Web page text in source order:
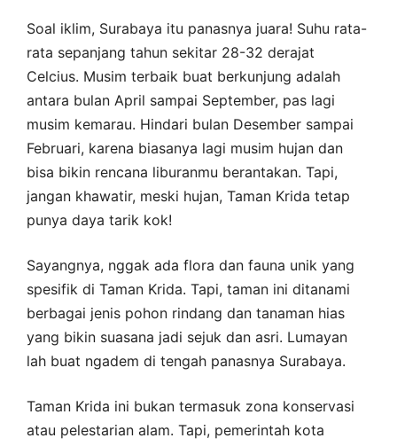
Soal iklim, Surabaya itu panasnya juara! Suhu rata-
rata sepanjang tahun sekitar 28-32 derajat
Celcius. Musim terbaik buat berkunjung adalah
antara bulan April sampai September, pas lagi
musim kemarau. Hindari bulan Desember sampai
Februari, karena biasanya lagi musim hujan dan
bisa bikin rencana liburanmu berantakan. Tapi,
jangan khawatir, meski hujan, Taman Krida tetap
punya daya tarik kok!
Sayangnya, nggak ada flora dan fauna unik yang
spesifik di Taman Krida. Tapi, taman ini ditanami
berbagai jenis pohon rindang dan tanaman hias
yang bikin suasana jadi sejuk dan asri. Lumayan
lah buat ngadem di tengah panasnya Surabaya.
Taman Krida ini bukan termasuk zona konservasi
atau pelestarian alam. Tapi, pemerintah kota